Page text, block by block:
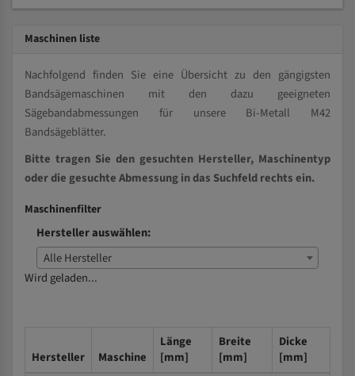
Maschinen liste
Nachfolgend finden Sie eine Übersicht zu den gängigsten
Bandsägemaschinen mit den dazu geeigneten
Sägebandabmessungen für unsere Bi-Metall M42
Bandsägeblätter.
Bitte tragen Sie den gesuchten Hersteller, Maschinentyp
oder die gesuchte Abmessung in das Suchfeld rechts ein.
Maschinenfilter
Hersteller auswählen:
Alle Hersteller
Wird geladen...
Hersteller Maschine
Länge
[mm]
Breite
[mm]
Dicke
[mm]